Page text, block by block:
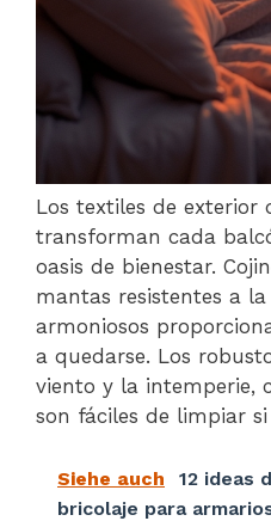
Los textiles de exterior
transforman cada
oasis de bienestar.
mantas resistentes a
armoniosos
a quedarse. Los
viento y la intemperie,
son fáciles de limpiar si
Siehe auch
12 ideas
bricolaje para